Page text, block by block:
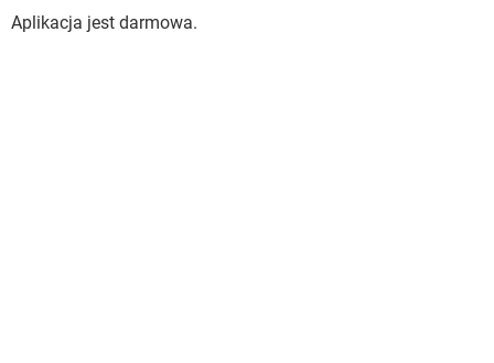
Aplikacja jest darmowa.